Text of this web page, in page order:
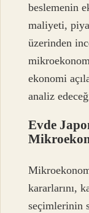
beslemenin
maliyeti,
üzerinden
ekonomi
analiz
Evde
kararlarını,
seçimlerinin